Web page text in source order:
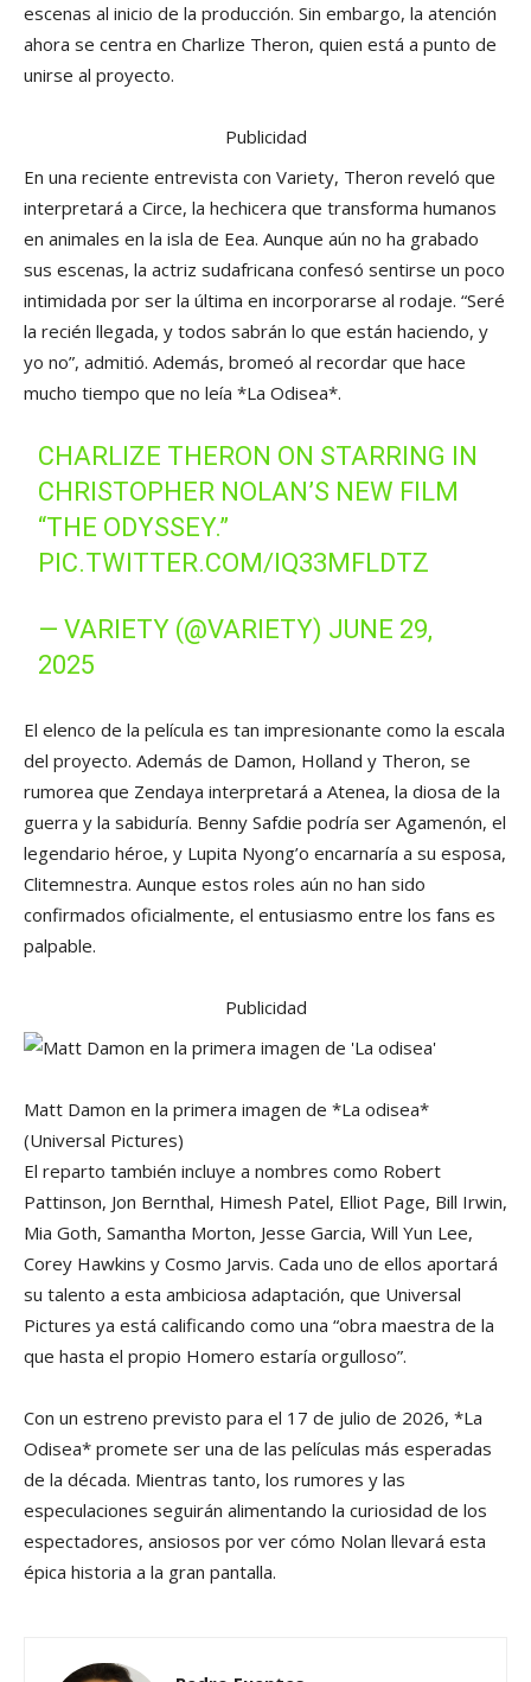
escenas al inicio de la producción. Sin embargo, la atención
ahora se centra en Charlize Theron, quien está a punto de
unirse al proyecto.
Publicidad
En una reciente entrevista con Variety, Theron reveló que
interpretará a Circe, la hechicera que transforma humanos
en animales en la isla de Eea. Aunque aún no ha grabado
sus escenas, la actriz sudafricana confesó sentirse un poco
intimidada por ser la última en incorporarse al rodaje. “Seré
la recién llegada, y todos sabrán lo que están haciendo, y
yo no”, admitió. Además, bromeó al recordar que hace
mucho tiempo que no leía *La Odisea*.
CHARLIZE THERON ON STARRING IN
CHRISTOPHER NOLAN’S NEW FILM
“THE ODYSSEY.”
PIC.TWITTER.COM/IQ33MFLDTZ
— VARIETY (@VARIETY) JUNE 29,
2025
El elenco de la película es tan impresionante como la escala
del proyecto. Además de Damon, Holland y Theron, se
rumorea que Zendaya interpretará a Atenea, la diosa de la
guerra y la sabiduría. Benny Safdie podría ser Agamenón, el
legendario héroe, y Lupita Nyong’o encarnaría a su esposa,
Clitemnestra. Aunque estos roles aún no han sido
confirmados oficialmente, el entusiasmo entre los fans es
palpable.
Publicidad
Matt Damon en la primera imagen de *La odisea*
(Universal Pictures)
El reparto también incluye a nombres como Robert
Pattinson, Jon Bernthal, Himesh Patel, Elliot Page, Bill Irwin,
Mia Goth, Samantha Morton, Jesse Garcia, Will Yun Lee,
Corey Hawkins y Cosmo Jarvis. Cada uno de ellos aportará
su talento a esta ambiciosa adaptación, que Universal
Pictures ya está calificando como una “obra maestra de la
que hasta el propio Homero estaría orgulloso”.
Con un estreno previsto para el 17 de julio de 2026, *La
Odisea* promete ser una de las películas más esperadas
de la década. Mientras tanto, los rumores y las
especulaciones seguirán alimentando la curiosidad de los
espectadores, ansiosos por ver cómo Nolan llevará esta
épica historia a la gran pantalla.